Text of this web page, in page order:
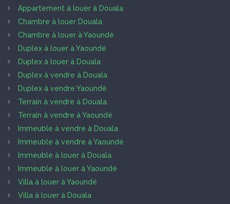
Appartement à louer à Douala
Chambre à louer Douala
Chambre à louer à Yaoundé
Duplex à louer à Yaoundé
Duplex à louer à Douala
Duplex à vendre à Douala
Duplex à vendre Yaoundé
Terrain à vendre à Douala
Terrain à vendre à Yaoundé
Immeuble à vendre à Douala
Immeuble à vendre à Yaoundé
Immeuble à louer à Douala
Immeuble à louer à Yaoundé
Villa à louer à Yaoundé
Villa à louer à Douala